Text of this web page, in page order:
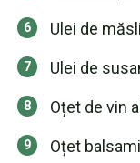
Ulei de
Ulei de
Oțet de vin
Oțet